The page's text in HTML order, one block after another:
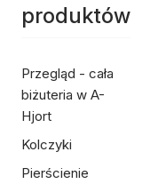
produktów
Przegląd - cała
biżuteria w A-
Hjort
Kolczyki
Pierścienie